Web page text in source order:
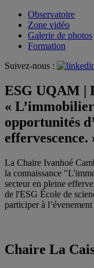
Observatoire
Zone vidéo
Galerie de photos
Formation
Suivez-nous :
ESG UQAM |
«
opportunités
effervescence.
La Chaire Ivanhoé
la connaissance
secteur en pleine
de l'ESG École de
participer à
Chaire La